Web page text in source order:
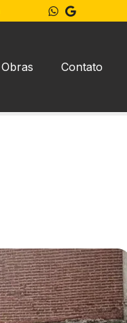
Obras Contato